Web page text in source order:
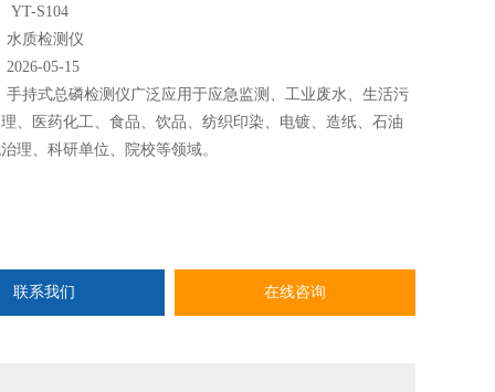
YT-S104
水质检测仪
2026-05-15
手持式总磷检测仪广泛应用于应急监测、工业废水、生活污
、医药化工、食品、饮品、纺织印染、电镀、造纸、石油
理、科研单位、院校等领域。
联系我们 在线咨询